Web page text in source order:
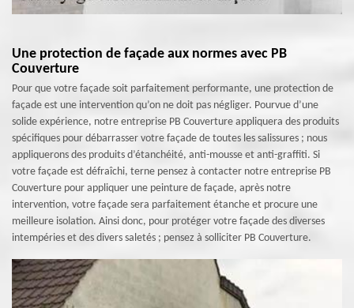
Une protection de façade aux normes avec PB
Couverture
Pour que votre façade soit parfaitement performante, une protection de
façade est une intervention qu’on ne doit pas négliger. Pourvue d’une
solide expérience, notre entreprise PB Couverture appliquera des produits
spécifiques pour débarrasser votre façade de toutes les salissures ; nous
appliquerons des produits d’étanchéité, anti-mousse et anti-graffiti. Si
votre façade est défraîchi, terne pensez à contacter notre entreprise PB
Couverture pour appliquer une peinture de façade, après notre
intervention, votre façade sera parfaitement étanche et procure une
meilleure isolation. Ainsi donc, pour protéger votre façade des diverses
intempéries et des divers saletés ; pensez à solliciter PB Couverture.